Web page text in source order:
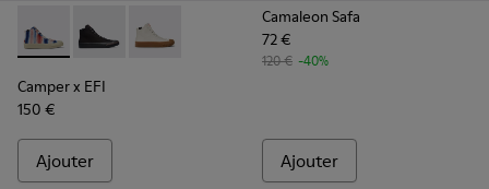
Camper x EFI - K400541-013 - Baskets en coton bio
Camper x EFI - K400541-002
Camper x EFI - K400541-001
Camper x EFI
150 €
Ajouter
Camaleon Safa
72 €
120 € -40%
Ajouter